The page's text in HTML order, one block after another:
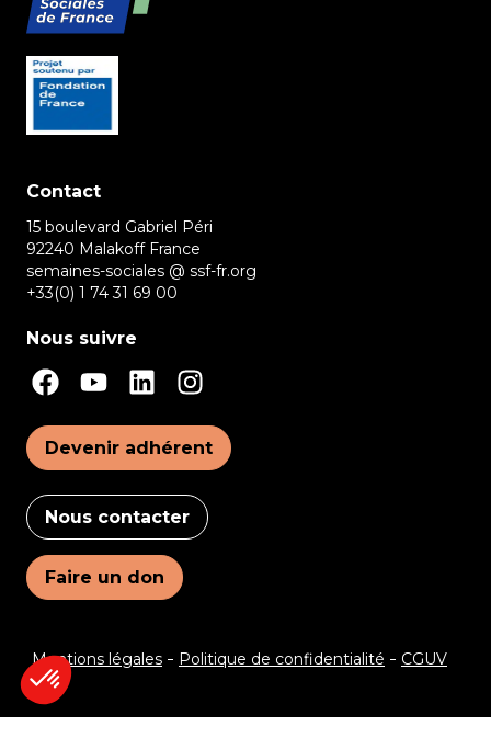
Contact
15 boulevard Gabriel Péri
92240 Malakoff France
semaines-sociales @ ssf-fr.org
+33(0) 1 74 31 69 00
Nous suivre
Devenir adhérent
Nous contacter
Faire un don
Mentions légales Politique de confidentialité CGUV